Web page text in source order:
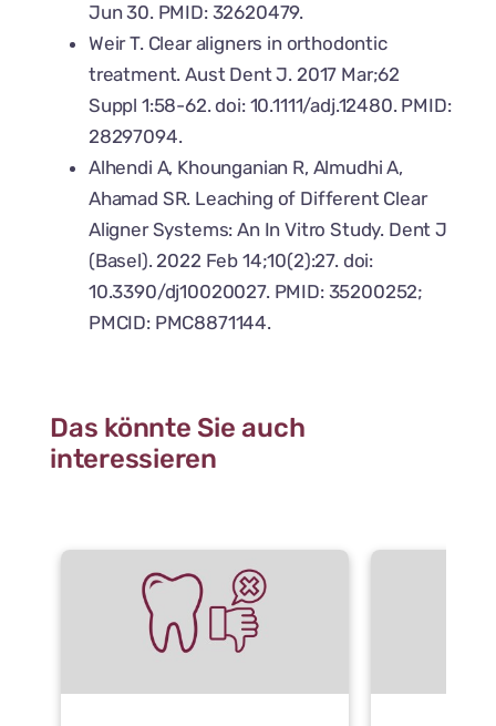
Jun 30. PMID: 32620479.
Weir T. Clear aligners in orthodontic
treatment. Aust Dent J. 2017 Mar;62
Suppl 1:58-62. doi: 10.1111/adj.12480. PMID:
28297094.
Alhendi A, Khounganian R, Almudhi A,
Ahamad SR. Leaching of Different Clear
Aligner Systems: An In Vitro Study. Dent J
(Basel). 2022 Feb 14;10(2):27. doi:
10.3390/dj10020027. PMID: 35200252;
PMCID: PMC8871144.
Das könnte Sie auch
interessieren